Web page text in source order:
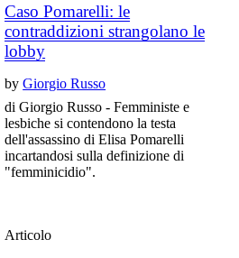
Caso Pomarelli: le
contraddizioni strangolano le
lobby
byGiorgio Russo
di Giorgio Russo - Femministe e
lesbiche si contendono la testa
dell'assassino di Elisa Pomarelli
incartandosi sulla definizione di
"femminicidio".
Articolo